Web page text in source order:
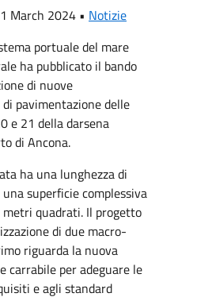
March 2024 • Notizie
portuale del mare
ha pubblicato il bando
di nuove
pavimentazione delle
e 21 della darsena
di Ancona.
ha una lunghezza di
superficie complessiva
quadrati. Il progetto
di due macro-
riguarda la nuova
carrabile per adeguare le
e agli standard